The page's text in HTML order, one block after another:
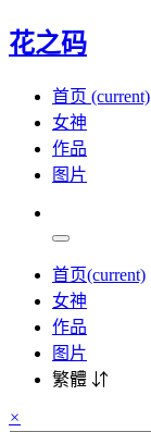
花之码
首页 (current)
女神
作品
图片
首页(current)
女神
作品
图片
繁體 ⇵
×